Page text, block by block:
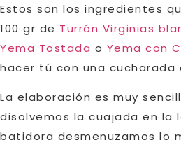
Estos son los ingredientes
100 gr de Turrón Virginias
Yema Tostada o Yema con
hacer tú con una cucharada
La elaboración es muy
disolvemos la cuajada en la
batidora desmenuzamos lo